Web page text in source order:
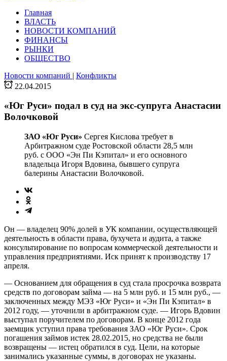
Главная
ВЛАСТЬ
НОВОСТИ КОМПАНИЙ
ФИНАНСЫ
РЫНКИ
ОБЩЕСТВО
Новости компаний | Конфликты
22.04.2015
«Юг Руси» подал в суд на экс-супруга Анастасии
Волочковой
ЗАО «Юг Руси» Сергея Кислова требует в
Арбитражном суде Ростовской области 28,5 млн
руб. с ООО «Эн Пи Кэпитал» и его основного
владельца Игоря Вдовина, бывшего супруга
балерины Анастасии Волочковой.
Он — владелец 90% долей в УК компании, осуществляющей
деятельность в области права, бухучета и аудита, а также
консультирование по вопросам коммерческой деятельности и
управления предприятиями. Иск принят к производству 17
апреля.
— Основанием для обращения в суд стала просрочка возврата
средств по договорам займа — на 5 млн руб. и 15 млн руб., —
заключенных между МЭЗ «Юг Руси» и «Эн Пи Кэпитал» в
2012 году, — уточнили в арбитражном суде. — Игорь Вдовин
выступал поручителем по договорам. В конце 2012 года
заемщик уступил права требования ЗАО «Юг Руси». Срок
погашения займов истек 28.02.2015, но средства не были
возвращены — истец обратился в суд. Цели, на которые
занимались указанные суммы, в договорах не указаны.